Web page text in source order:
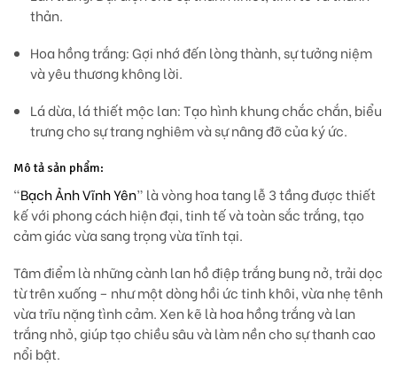
thản.
Hoa hồng trắng:Gợi nhớ đến lòng thành, sự tưởng niệm
và yêu thương không lời.
Lá dừa, lá thiết mộc lan:Tạo hình khung chắc chắn, biểu
trưng cho sự trang nghiêm và sự nâng đỡ của ký ức.
Mô tả sản phẩm:
“Bạch Ảnh Vĩnh Yên” là vòng hoa tang lễ 3 tầng được thiết
kế với phong cách hiện đại, tinh tế vàtoàn sắc trắng, tạo
cảm giác vừa sang trọng vừa tĩnh tại.
Tâm điểm là nhữngcành lan hồ điệp trắng bung nở, trải dọc
từ trên xuống – như mộtdòng hồi ức tinh khôi, vừa nhẹ tênh
vừa trĩu nặng tình cảm. Xen kẽ làhoa hồng trắng và lan
trắng nhỏ, giúp tạo chiều sâu và làm nền cho sự thanh cao
nổi bật.